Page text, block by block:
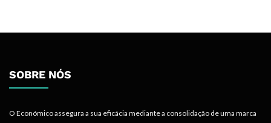
SOBRE NÓS
O Económico assegura a sua eficácia mediante a consolidação de uma marca